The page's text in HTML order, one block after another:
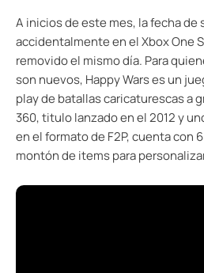
A inicios de este mes, la fecha de
accidentalmente en el Xbox One
removido el mismo día. Para
son nuevos, Happy Wars es un
play de batallas caricaturescas a
360, titulo lanzado en el 2012 y
en el formato de F2P, cuenta con
montón de items para